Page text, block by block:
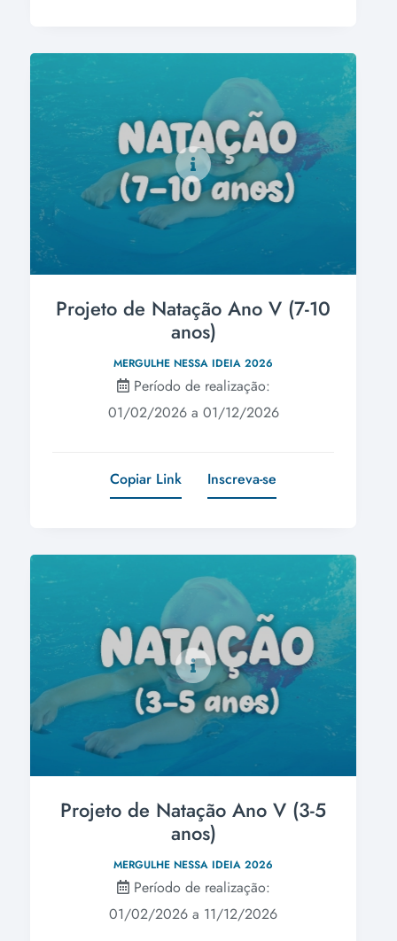
Projeto de Natação Ano V (7-10
anos)
MERGULHE NESSA IDEIA 2026
Período de realização:
01/02/2026 a 01/12/2026
Copiar Link Inscreva-se
Projeto de Natação Ano V (3-5
anos)
MERGULHE NESSA IDEIA 2026
Período de realização:
01/02/2026 a 11/12/2026